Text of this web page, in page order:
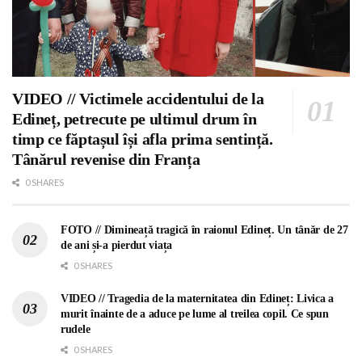
VIDEO // Victimele accidentului de la
Edineț, petrecute pe ultimul drum în
timp ce făptașul își afla prima sentință.
Tânărul revenise din Franța
0 SHARES
FOTO // Dimineață tragică în raionul Edineț. Un tânăr de 27
de ani și-a pierdut viața
0 SHARES
VIDEO // Tragedia de la maternitatea din Edineț: Livica a
murit înainte de a aduce pe lume al treilea copil. Ce spun
rudele
0 SHARES